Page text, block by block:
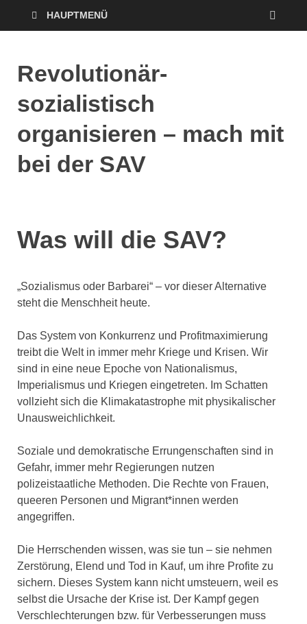
HAUPTMENÜ
Revolutionär-
sozialistisch
organisieren – mach mit
bei der SAV
Was will die SAV?
„Sozialismus oder Barbarei“ – vor dieser Alternative
steht die Menschheit heute.
Das System von Konkurrenz und Profitmaximierung
treibt die Welt in immer mehr Kriege und Krisen. Wir
sind in eine neue Epoche von Nationalismus,
Imperialismus und Kriegen eingetreten. Im Schatten
vollzieht sich die Klimakatastrophe mit physikalischer
Unausweichlichkeit.
Soziale und demokratische Errungenschaften sind in
Gefahr, immer mehr Regierungen nutzen
polizeistaatliche Methoden. Die Rechte von Frauen,
queeren Personen und Migrant*innen werden
angegriffen.
Die Herrschenden wissen, was sie tun – sie nehmen
Zerstörung, Elend und Tod in Kauf, um ihre Profite zu
sichern. Dieses System kann nicht umsteuern, weil es
selbst die Ursache der Krise ist. Der Kampf gegen
Verschlechterungen bzw. für Verbesserungen muss